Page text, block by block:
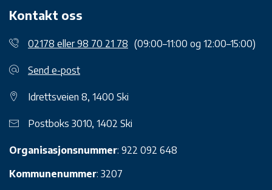
Kontakt oss
02178 eller 98 70 21 78 (09:00–11:00 og 12:00–15:00)
Send e-post
Idrettsveien 8, 1400 Ski
Postboks 3010, 1402 Ski
Organisasjonsnummer: 922 092 648
Kommunenummer: 3207